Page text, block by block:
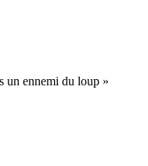
un ennemi du loup »